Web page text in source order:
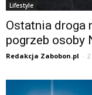
Lifestyle
Ostatnia droga
pogrzeb osoby
Redakcja Zabobon.pl -